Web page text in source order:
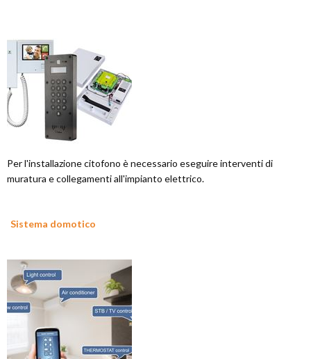
Per l'installazione citofono è necessario eseguire interventi di
muratura e collegamenti all'impianto elettrico.
Sistema domotico